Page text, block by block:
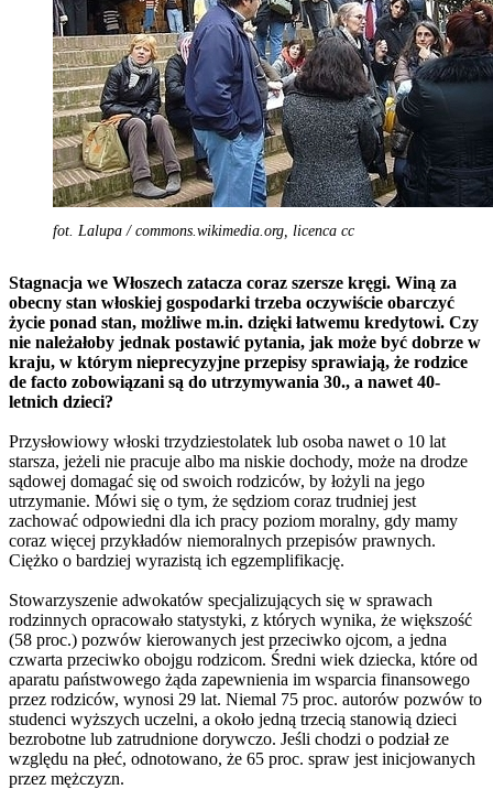
fot. Lalupa / commons.wikimedia.org, licenca cc
Stagnacja we Włoszech zatacza coraz szersze kręgi. Winą za
obecny stan włoskiej gospodarki trzeba oczywiście obarczyć
życie ponad stan, możliwe m.in. dzięki łatwemu kredytowi. Czy
nie należałoby jednak postawić pytania, jak może być dobrze w
kraju, w którym nieprecyzyjne przepisy sprawiają, że rodzice
de facto zobowiązani są do utrzymywania 30., a nawet 40-
letnich dzieci?
Przysłowiowy włoski trzydziestolatek lub osoba nawet o 10 lat
starsza, jeżeli nie pracuje albo ma niskie dochody, może na drodze
sądowej domagać się od swoich rodziców, by łożyli na jego
utrzymanie. Mówi się o tym, że sędziom coraz trudniej jest
zachować odpowiedni dla ich pracy poziom moralny, gdy mamy
coraz więcej przykładów niemoralnych przepisów prawnych.
Ciężko o bardziej wyrazistą ich egzemplifikację.
Stowarzyszenie adwokatów specjalizujących się w sprawach
rodzinnych opracowało statystyki, z których wynika, że większość
(58 proc.) pozwów kierowanych jest przeciwko ojcom, a jedna
czwarta przeciwko obojgu rodzicom. Średni wiek dziecka, które od
aparatu państwowego żąda zapewnienia im wsparcia finansowego
przez rodziców, wynosi 29 lat. Niemal 75 proc. autorów pozwów to
studenci wyższych uczelni, a około jedną trzecią stanowią dzieci
bezrobotne lub zatrudnione dorywczo. Jeśli chodzi o podział ze
względu na płeć, odnotowano, że 65 proc. spraw jest inicjowanych
przez mężczyzn.